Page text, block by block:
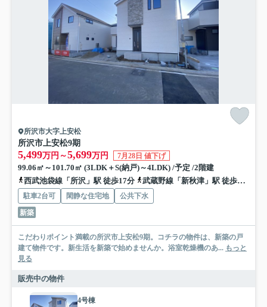
所沢市大字上安松
所沢市上安松9期
5,499万円～5,699万円 7月28日 値下げ
99.06㎡～101.70㎡ (3LDK＋S(納戸)～4LDK) /予定 /2階建
西武池袋線「所沢」駅 徒歩17分
武蔵野線「新秋津」駅 徒歩18分
駐車2台可 閑静な住宅地
公共下水
新築
こだわりポイント満載の所沢市上安松9期。コチラの物件は、新築の戸
建て物件です。新生活を新築で始めませんか。浴室乾燥機のあ... もっと
見る
販売中の物件
4号棟